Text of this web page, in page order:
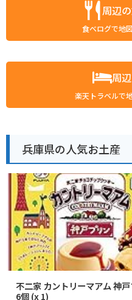
周辺
食べログで地
周
楽天トラベルで
兵庫県の人気お土産
不二家 カントリーマアム 神
6個 (x 1)